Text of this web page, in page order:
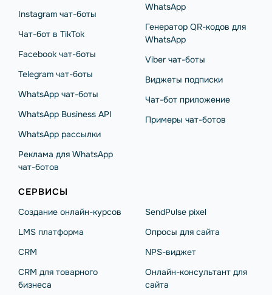
Instagram чат-боты
Чат-бот в TikTok
Facebook чат-боты
Telegram чат-боты
WhatsApp чат-боты
WhatsApp Business API
WhatsApp рассылки
Реклама для WhatsApp
чат-ботов
WhatsApp
Генератор QR-кодов для
WhatsApp
Viber чат-боты
Виджеты подписки
Чат-бот приложение
Примеры чат-ботов
СЕРВИСЫ
Создание онлайн-курсов
LMS платформа
CRM
CRM для товарного
бизнеса
SendPulse pixel
Опросы для сайта
NPS-виджет
Онлайн-консультант для
сайта